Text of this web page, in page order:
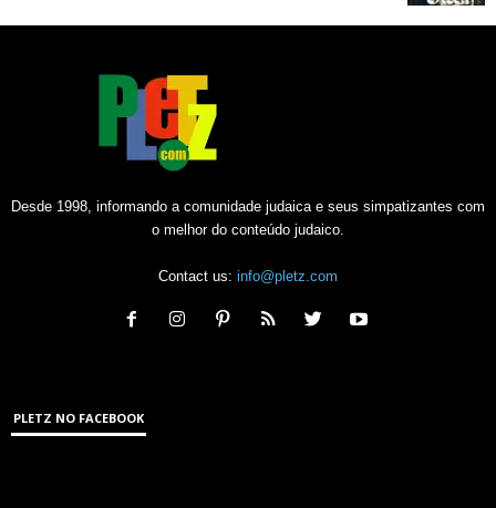
Desde 1998, informando a comunidade judaica e seus simpatizantes com
o melhor do conteúdo judaico.
Contact us: info@pletz.com
PLETZ NO FACEBOOK